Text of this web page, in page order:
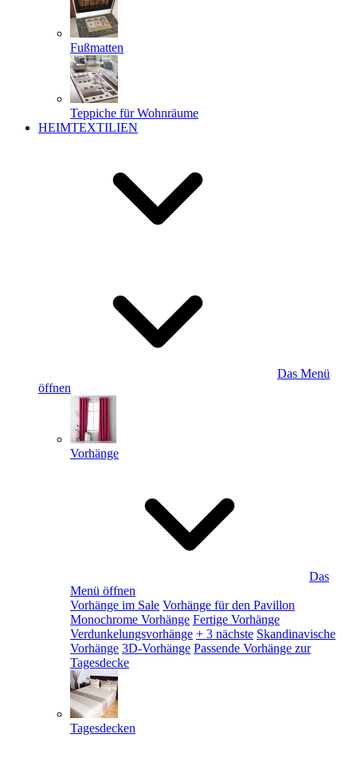
Fußmatten
Teppiche für Wohnräume
HEIMTEXTILIEN
Das Menü
öffnen
Vorhänge
Das
Menü öffnen
Vorhänge im Sale Vorhänge für den Pavillon
Monochrome Vorhänge Fertige Vorhänge
Verdunkelungsvorhänge + 3 nächste Skandinavische
Vorhänge 3D-Vorhänge Passende Vorhänge zur
Tagesdecke
Tagesdecken